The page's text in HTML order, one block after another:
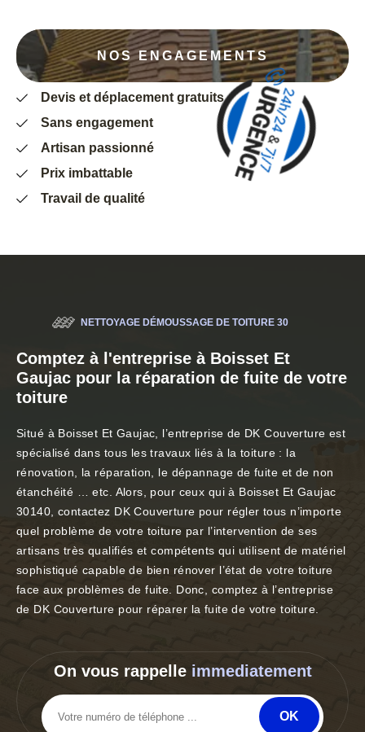
NOS ENGAGEMENTS
Devis et déplacement gratuits
Sans engagement
Artisan passionné
Prix imbattable
Travail de qualité
NETTOYAGE DÉMOUSSAGE DE TOITURE 30
Comptez à l'entreprise à Boisset Et
Gaujac pour la réparation de fuite de votre
toiture
Situé à Boisset Et Gaujac, l’entreprise de DK Couverture est
spécialisé dans tous les travaux liés à la toiture : la
rénovation, la réparation, le dépannage de fuite et de non
étanchéité … etc. Alors, pour ceux qui à Boisset Et Gaujac
30140, contactez DK Couverture pour régler tous n’importe
quel problème de votre toiture par l’intervention de ses
artisans très qualifiés et compétents qui utilisent de matériel
sophistiqué capable de bien rénover l’état de votre toiture
face aux problèmes de fuite. Donc, comptez à l’entreprise
de DK Couverture pour réparer la fuite de votre toiture.
On vous rappelle immediatement